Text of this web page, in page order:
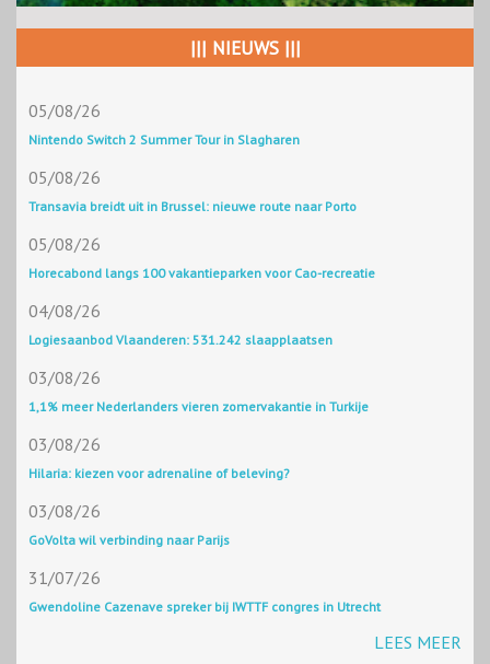
||| NIEUWS |||
05/08/26
Nintendo Switch 2 Summer Tour in Slagharen
05/08/26
Transavia breidt uit in Brussel: nieuwe route naar Porto
05/08/26
Horecabond langs 100 vakantieparken voor Cao-recreatie
04/08/26
Logiesaanbod Vlaanderen: 531.242 slaapplaatsen
03/08/26
1,1% meer Nederlanders vieren zomervakantie in Turkije
03/08/26
Hilaria: kiezen voor adrenaline of beleving?
03/08/26
GoVolta wil verbinding naar Parijs
31/07/26
Gwendoline Cazenave spreker bij IWTTF congres in Utrecht
LEES MEER